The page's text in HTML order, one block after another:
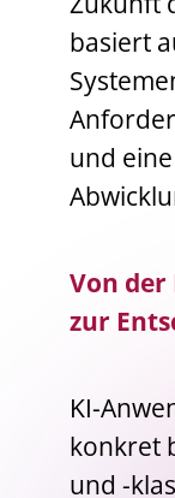
basiert
und
Von
zur
KI-
konkret
und -